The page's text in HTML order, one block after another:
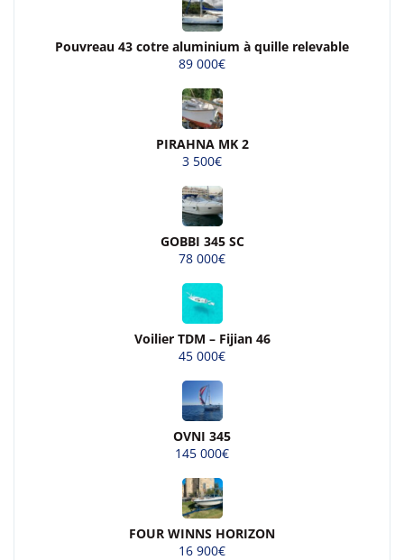
Pouvreau 43 cotre aluminium à quille relevable
89 000€
PIRAHNA MK 2
3 500€
GOBBI 345 SC
78 000€
Voilier TDM – Fijian 46
45 000€
OVNI 345
145 000€
FOUR WINNS HORIZON
16 900€